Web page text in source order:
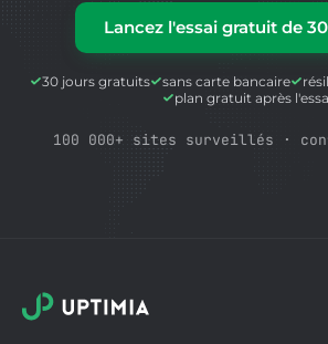
Lancez l'essai gratuit de
30 jours gratuits sans carte bancaire
plan gratuit après
100 000+ sites surveillés ·